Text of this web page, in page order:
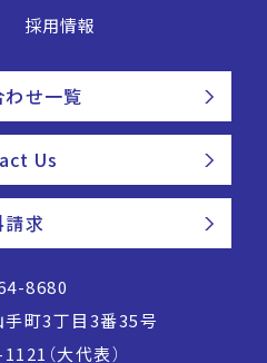
採用情報
わせ一覧
Us
請求
8680
町3丁目3番35号
（大代表）